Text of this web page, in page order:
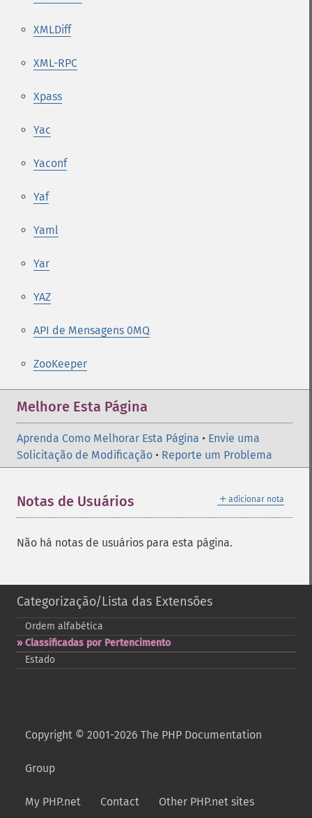
XMLDiff
XML-RPC
Xpass
Yac
Yaconf
Yaf
Yaml
Yar
YAZ
API de Mensagens 0MQ
ZooKeeper
Melhore Esta Página
Aprenda Como Melhorar Esta Página • Envie uma
Solicitação de Modificação • Reporte um Problema
＋ adicionar nota
Notas de Usuários
Não há notas de usuários para esta página.
Categorização/Lista das Extensões
Ordem alfabética
Classificadas por Pertencimento
Estado
Copyright © 2001-2026 The PHP Documentation
Group
My PHP.net Contact Other PHP.net sites